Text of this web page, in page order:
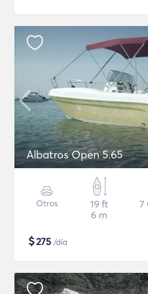
Albatros Open 5.65
Otros
19 ft
6 m
7
$275 /día